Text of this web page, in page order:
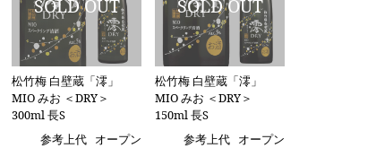
松竹梅 白壁蔵「澪」
MIO みお ＜DRY＞
300ml 長S
参考上代 オープン
松竹梅 白壁蔵「澪」
MIO みお ＜DRY＞
150ml 長S
参考上代 オープン